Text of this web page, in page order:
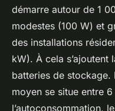
démarre autour de 1
modestes (100 W) et
des installations
kW). À cela s’ajoutent
batteries de stockage.
moyen se situe entre
l’autoconsommation,